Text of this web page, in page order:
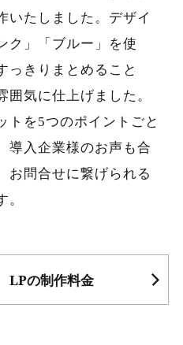
いたしました。デザイ
ク」「ブルー」を使
っきりまとめること
囲気に仕上げました。
トを5つのポイントごと
導入企業様のお声も合
お問合せに繋げられる
。
LPの制作料金